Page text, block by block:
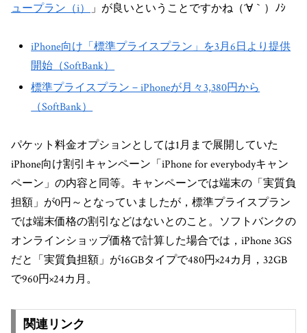
ュープラン（i） 」が良いということですかね（´∀｀）ﾉｼ
iPhone向け「標準プライスプラン」を3月6日より提供
開始（SoftBank）
標準プライスプラン－iPhoneが月々3,380円から
（SoftBank）
パケット料金オプションとしては1月まで展開していた
iPhone向け割引キャンペーン「iPhone for everybodyキャン
ペーン」の内容と同等。キャンペーンでは端末の「実質負
担額」が0円～となっていましたが，標準プライスプラン
では端末価格の割引などはないとのこと。ソフトバンクの
オンラインショップ価格で計算した場合では，iPhone 3GS
だと「実質負担額」が16GBタイプで480円×24カ月，32GB
で960円×24カ月。
関連リンク